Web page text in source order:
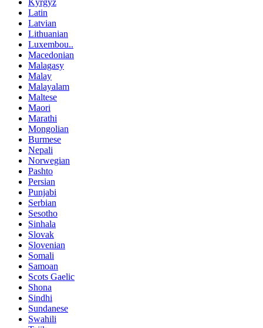
Kyrgyz
Latin
Latvian
Lithuanian
Luxembou..
Macedonian
Malagasy
Malay
Malayalam
Maltese
Maori
Marathi
Mongolian
Burmese
Nepali
Norwegian
Pashto
Persian
Punjabi
Serbian
Sesotho
Sinhala
Slovak
Slovenian
Somali
Samoan
Scots Gaelic
Shona
Sindhi
Sundanese
Swahili